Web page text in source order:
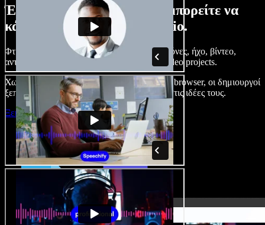
Ένα μικρό δείγμα από όσα μπορείτε να
κάνετε με το Speechify Studio.
Φτιάξτε voice overs, προσθέστε δωρεάν εικόνες, ήχο, βίντεο,
αντιγραφή φωνής – ολοκληρωμένα audio/video projects.
Χωρίς καμπύλη εκμάθησης και με όλα στον browser, οι δημιουργοί
ξεπερνούν τα κλασικά όρια και δίνουν ζωή στις ιδέες τους.
Ξεκινήστε με το Studio